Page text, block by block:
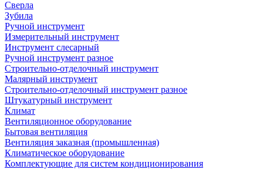
Сверла
Зубила
Ручной инструмент
Измерительный инструмент
Инструмент слесарный
Ручной инструмент разное
Строительно-отделочный инструмент
Малярный инструмент
Строительно-отделочный инструмент разное
Штукатурный инструмент
Климат
Вентиляционное оборудование
Бытовая вентиляция
Вентиляция заказная (промышленная)
Климатическое оборудование
Комплектующие для систем кондиционирования